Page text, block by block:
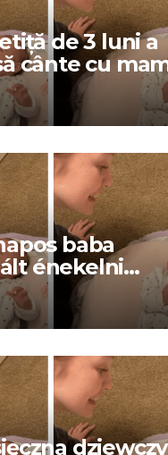
de 3 luni a
cânte cu
milioane de
baba
énekelni
milliók szívét
meg